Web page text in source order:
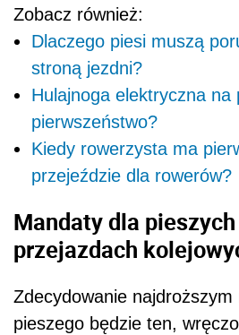
Zobacz również:
Dlaczego piesi muszą
stroną jezdni?
Hulajnoga elektryczna na
pierwszeństwo?
Kiedy rowerzysta ma
przejeździe dla rowerów?
Mandaty dla
przejazdach
Zdecydowanie
pieszego będzie ten,